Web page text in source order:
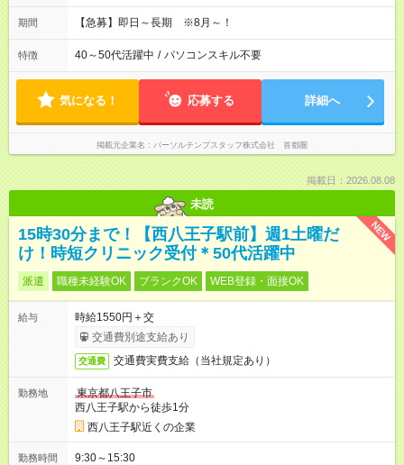
期間 【急募】即日～長期 ※8月～！
特徴 40～50代活躍中 / パソコンスキル不要
気になる！ 応募する 詳細へ
掲載元企業名 パーソルテンプスタッフ株式会社 首都圏
掲載日：2026.08.08
未読
NEW
15時30分まで！【西八王子駅前】週1土曜だ
け！時短クリニック受付＊50代活躍中
派遣 職種未経験OK ブランクOK WEB登録・面接OK
給与
時給1550円＋交
交通費別途支給あり
交通費 交通費実費支給（当社規定あり）
勤務地
東京都八王子市
西八王子駅から徒歩1分
西八王子駅近くの企業
勤務時間 9:30～15:30